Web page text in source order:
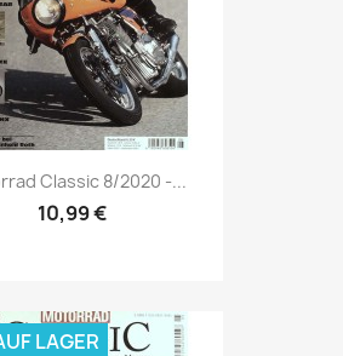
Vorschau
Classic 8/2020 -...
10,99 €
LAGER